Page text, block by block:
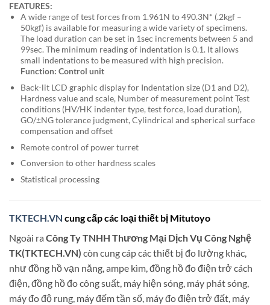
FEATURES:
A wide range of test forces from 1.961N to 490.3N* (.2kgf –
50kgf) is available for measuring a wide variety of specimens.
The load duration can be set in 1sec increments between 5 and
99sec. The minimum reading of indentation is 0.1. It allows
small indentations to be measured with high precision.
Function: Control unit
Back-lit LCD graphic display for Indentation size (D1 and D2),
Hardness value and scale, Number of measurement point Test
conditions (HV/HK indenter type, test force, load duration),
GO/±NG tolerance judgment, Cylindrical and spherical surface
compensation and offset
Remote control of power turret
Conversion to other hardness scales
Statistical processing
TKTECH.VN cung cấp các loại thiết bị Mitutoyo
Ngoài ra Công Ty TNHH Thương Mại Dịch Vụ Công Nghệ
TK(TKTECH.VN) còn cung cáp các thiết bị đo lường khác,
như đồng hồ vạn năng, ampe kìm, đồng hồ đo điện trở cách
điện, đồng hồ đo công suất, máy hiện sóng, máy phát sóng,
máy đo độ rung, máy đếm tần số, máy đo điện trở đất, máy